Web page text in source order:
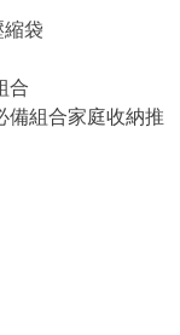
袋
合
組合家庭收納推